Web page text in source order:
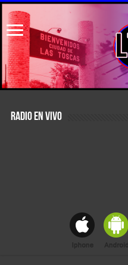
RADIO EN VIVO